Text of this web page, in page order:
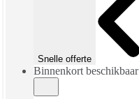
Snelle offerte
Binnenkort beschikbaar